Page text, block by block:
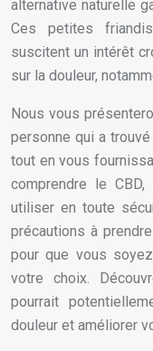
alternative naturelle
Ces petites
suscitent un intérêt
sur la douleur,
Nous vous
personne qui a
tout en vous
comprendre le
utiliser en toute
précautions à
pour que vous
votre choix.
pourrait
douleur et améliorer